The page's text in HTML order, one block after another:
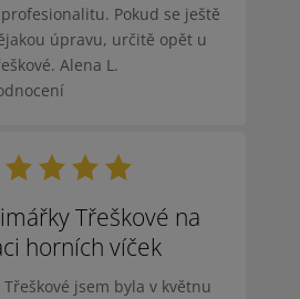
Pokud se ještě
úpravu, určitě opět u
Alena L.
Třeškové na
horních víček
jsem byla v květnu